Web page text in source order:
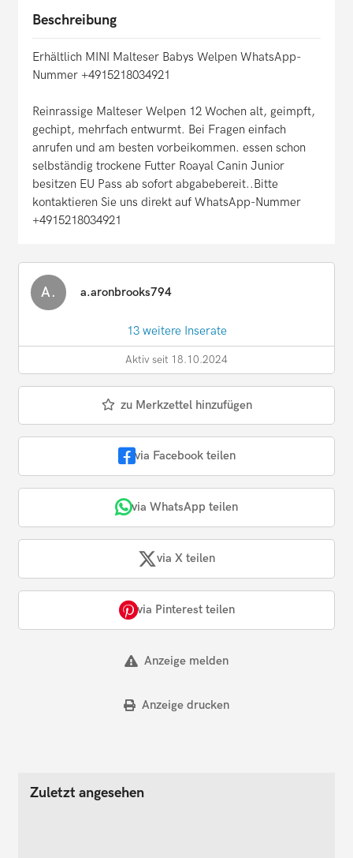
Beschreibung
Erhältlich MINI Malteser Babys Welpen WhatsApp-
Nummer +4915218034921
Reinrassige Malteser Welpen 12 Wochen alt, geimpft,
gechipt, mehrfach entwurmt. Bei Fragen einfach
anrufen und am besten vorbeikommen. essen schon
selbständig trockene Futter Roayal Canin Junior
besitzen EU Pass ab sofort abgabebereit..Bitte
kontaktieren Sie uns direkt auf WhatsApp-Nummer
+4915218034921
A. a.aronbrooks794
13 weitere Inserate
Aktiv seit 18.10.2024
zu Merkzettel hinzufügen
via Facebook teilen
via WhatsApp teilen
via X teilen
via Pinterest teilen
Anzeige melden
Anzeige drucken
Zuletzt angesehen